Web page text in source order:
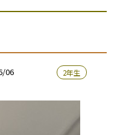
06 2年生